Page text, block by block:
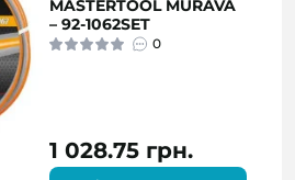
MASTERTOOL MURAVA
– 92-1062SET
0
1 028.75 грн.